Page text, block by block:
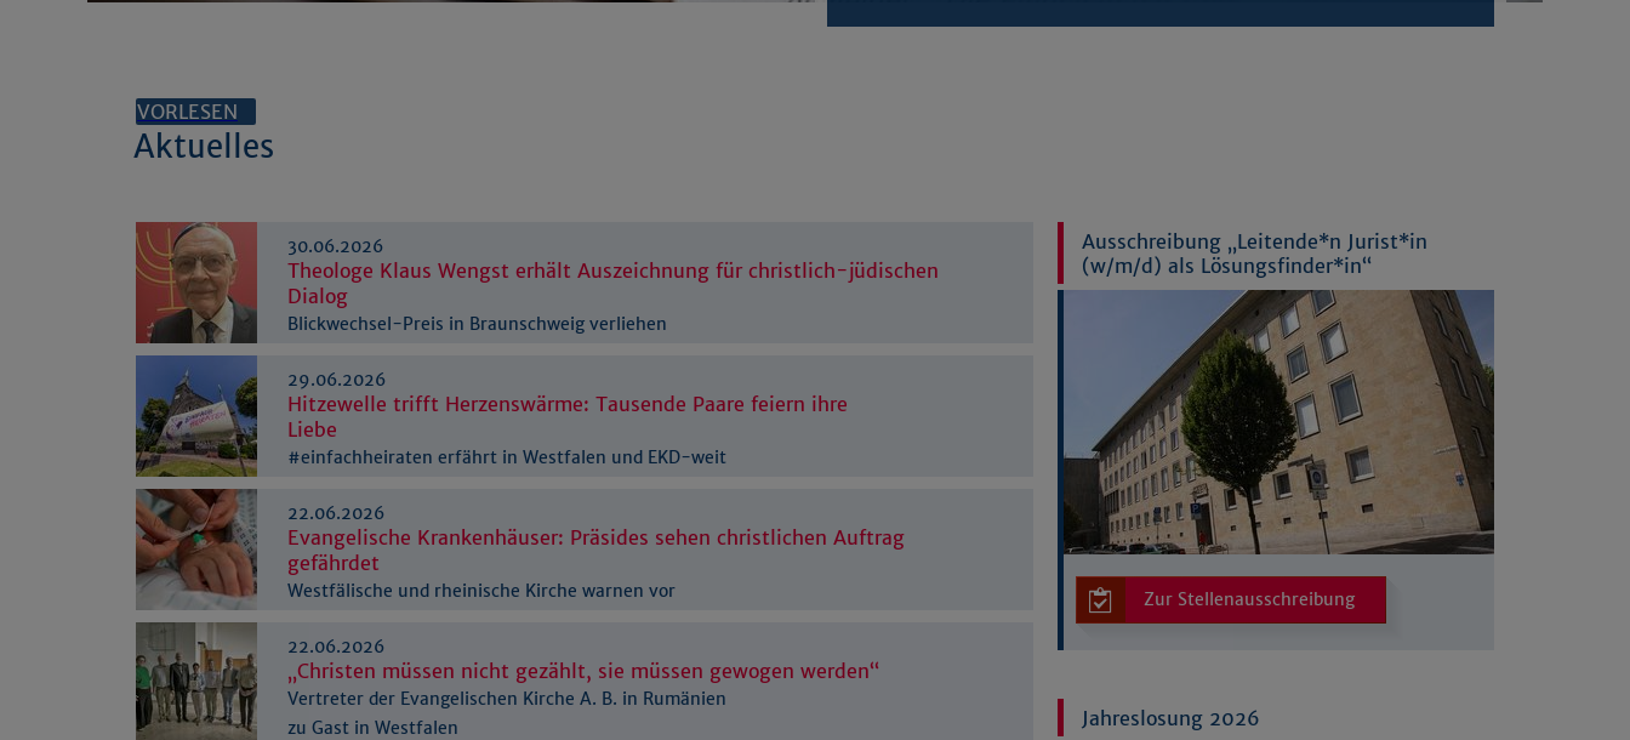
VORLESEN
Aktuelles
30.06.2026
Theologe Klaus Wengst erhält Auszeichnung für christlich-jüdischen
Dialog
Blickwechsel-Preis in Braunschweig verliehen
29.06.2026
Hitzewelle trifft Herzenswärme: Tausende Paare feiern ihre
Liebe
#einfachheiraten erfährt in Westfalen und EKD-weit
22.06.2026
Evangelische Krankenhäuser: Präsides sehen christlichen Auftrag
gefährdet
Westfälische und rheinische Kirche warnen vor
22.06.2026
„Christen müssen nicht gezählt, sie müssen gewogen werden“
Vertreter der Evangelischen Kirche A. B. in Rumänien
zu Gast in Westfalen
Ausschreibung „Leitende*n Jurist*in
(w/m/d) als Lösungsfinder*in“
Zur Stellenausschreibung
Jahreslosung 2026